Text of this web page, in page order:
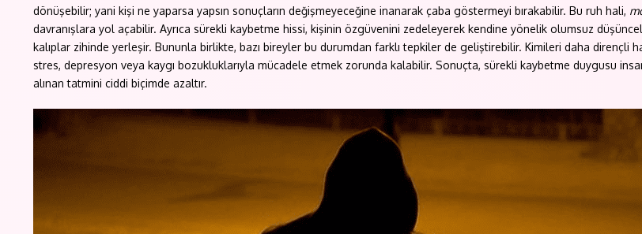
dönüşebilir; yani kişi ne yaparsa yapsın sonuçların değişmeyeceğine inanarak çaba göstermeyi bırakabilir. Bu ruh hali,
davranışlara yol açabilir. Ayrıca sürekli kaybetme hissi, kişinin özgüvenini zedeleyerek kendine yönelik olumsuz
kalıplar zihinde yerleşir. Bununla birlikte, bazı bireyler bu durumdan farklı tepkiler de geliştirebilir. Kimileri daha
stres, depresyon veya kaygı bozukluklarıyla mücadele etmek zorunda kalabilir. Sonuçta, sürekli kaybetme duygusu
alınan tatmini ciddi biçimde azaltır.